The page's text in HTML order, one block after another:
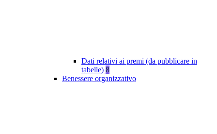
Dati relativi ai premi (da pubblicare in
tabelle) 8
Benessere organizzativo